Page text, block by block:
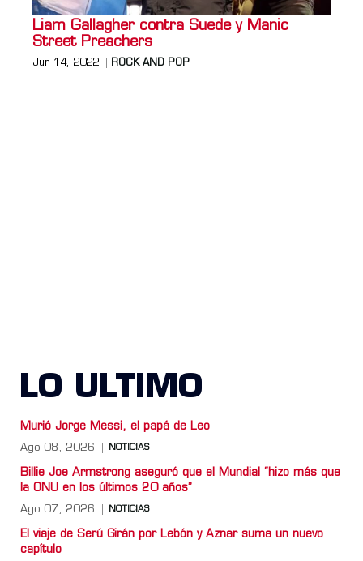
Liam Gallagher contra Suede y Manic
Street Preachers
Jun 14, 2022 ROCK AND POP
LO ULTIMO
Murió Jorge Messi, el papá de Leo
Ago 08, 2026 NOTICIAS
Billie Joe Armstrong aseguró que el Mundial “hizo más que
la ONU en los últimos 20 años”
Ago 07, 2026 NOTICIAS
El viaje de Serú Girán por Lebón y Aznar suma un nuevo
capítulo